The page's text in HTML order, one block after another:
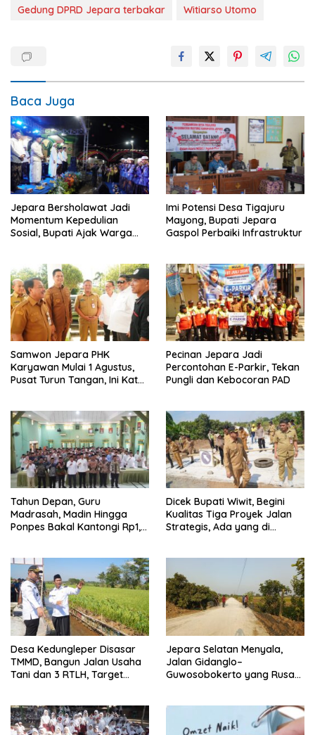
Gedung DPRD Jepara terbakar
Witiarso Utomo
Baca Juga
Jepara Bersholawat Jadi
Momentum Kepedulian
Sosial, Bupati Ajak Warga
Imi Potensi Desa Tigajuru
Mayong, Bupati Jepara
Gaspol Perbaiki Infrastruktur
Samwon Jepara PHK
Karyawan Mulai 1 Agustus,
Pusat Turun Tangan, Ini Kata
Pecinan Jepara Jadi
Percontohan E-Parkir, Tekan
Pungli dan Kebocoran PAD
Tahun Depan, Guru
Madrasah, Madin Hingga
Ponpes Bakal Kantongi Rp1,2
Dicek Bupati Wiwit, Begini
Kualitas Tiga Proyek Jalan
Strategis, Ada yang di
Desa Kedungleper Disasar
TMMD, Bangun Jalan Usaha
Tani dan 3 RTLH, Target
Jepara Selatan Menyala,
Jalan Gidanglo–
Guwosobokerto yang Rusak